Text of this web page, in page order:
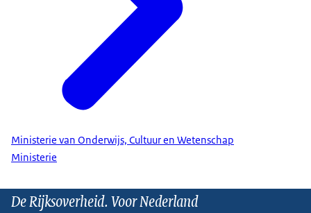
Ministerie van Onderwijs, Cultuur en Wetenschap
Ministerie
De Rijksoverheid. Voor Nederland